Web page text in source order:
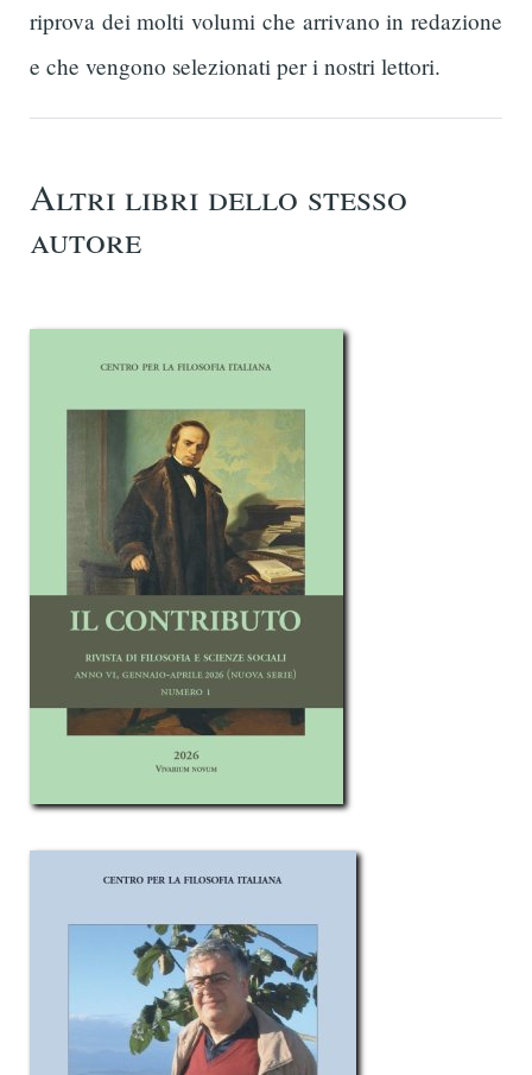
riprova dei molti volumi che arrivano in redazione
e che vengono selezionati per i nostri lettori.
Altri libri dello stesso
autore